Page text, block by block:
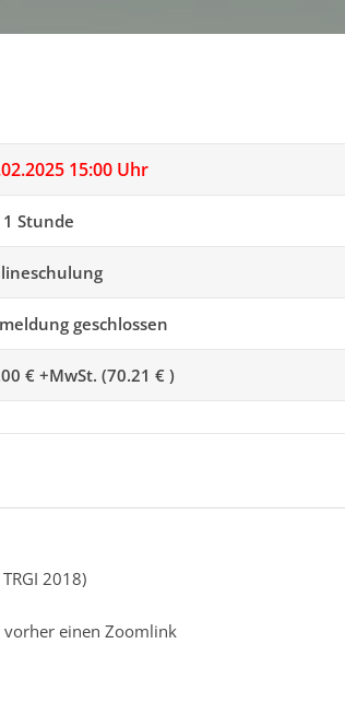
15:00 Uhr
1 Stunde
geschlossen
€ +MwSt. (70.21 € )
2018)
vorher einen Zoomlink